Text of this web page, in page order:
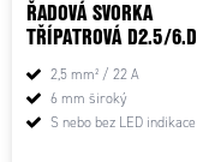
ŘADOVÁ SVORKA
TŘÍPATROVÁ D2.5/6.D
2,5 mm² / 22 A
6 mm široký
S nebo bez LED indikace